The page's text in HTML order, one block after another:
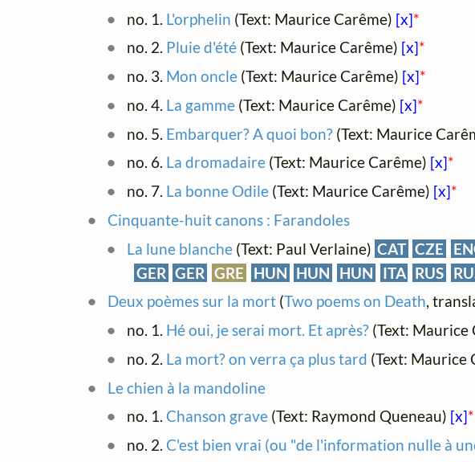
no. 1. L'orphelin (Text: Maurice Carême) [x]*
no. 2. Pluie d'été(Text: Maurice Carême) [x]*
no. 3. Mon oncle(Text: Maurice Carême) [x]*
no. 4. La gamme(Text: Maurice Carême) [x]*
no. 5. Embarquer? A quoi bon?(Text: Maurice
no. 6. La dromadaire(Text: Maurice Carême) [x]*
no. 7. La bonne Odile(Text: Maurice Carême) [x]*
Cinquante-huit canons : Farandoles
La lune blanche(Text: Paul Verlaine) CAT CZE
GER GER GRE HUN HUN HUN ITA RUS
Deux poèmes sur la mort(Two poems on Death,
no. 1. Hé oui, je serai mort. Et après?(Text: Maurice
no. 2. La mort? on verra ça plus tard (Text: Maurice
Le chien à la mandoline
no. 1. Chanson grave(Text: Raymond Queneau) [x]*
no. 2. C'est bien vrai (ou "de l'information nulle à